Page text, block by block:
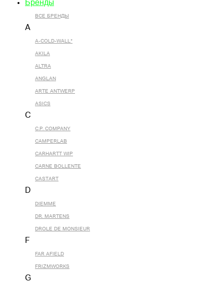
Бренды
ВСЕ БРЕНДЫ
A
A-COLD-WALL*
AKILA
ALTRA
ANGLAN
ARTE ANTWERP
ASICS
C
C.P. COMPANY
CAMPERLAB
CARHARTT WIP
CARNE BOLLENTE
CASTART
D
DIEMME
DR. MARTENS
DROLE DE MONSIEUR
F
FAR AFIELD
FRIZMWORKS
G